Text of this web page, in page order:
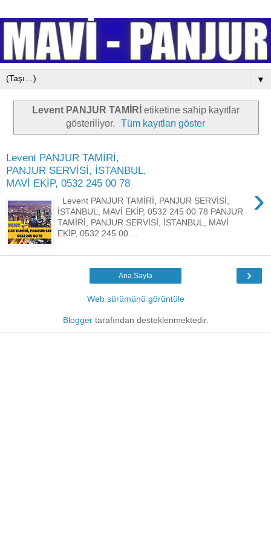
▼
Levent PANJUR TAMİRİ etiketine sahip kayıtlar
gösteriliyor.
Tüm kayıtları göster
Levent PANJUR TAMİRİ,
PANJUR SERVİSİ, İSTANBUL,
MAVİ EKİP, 0532 245 00 78
›
Levent PANJUR TAMİRİ, PANJUR SERVİSİ,
İSTANBUL, MAVİ EKİP, 0532 245 00 78 PANJUR
TAMİRİ, PANJUR SERVİSİ, İSTANBUL, MAVİ
EKİP, 0532 245 00 ...
›
Ana Sayfa
Web sürümünü görüntüle
Bloggertarafından desteklenmektedir.